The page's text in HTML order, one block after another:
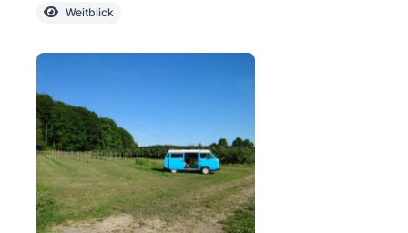
Weitblick